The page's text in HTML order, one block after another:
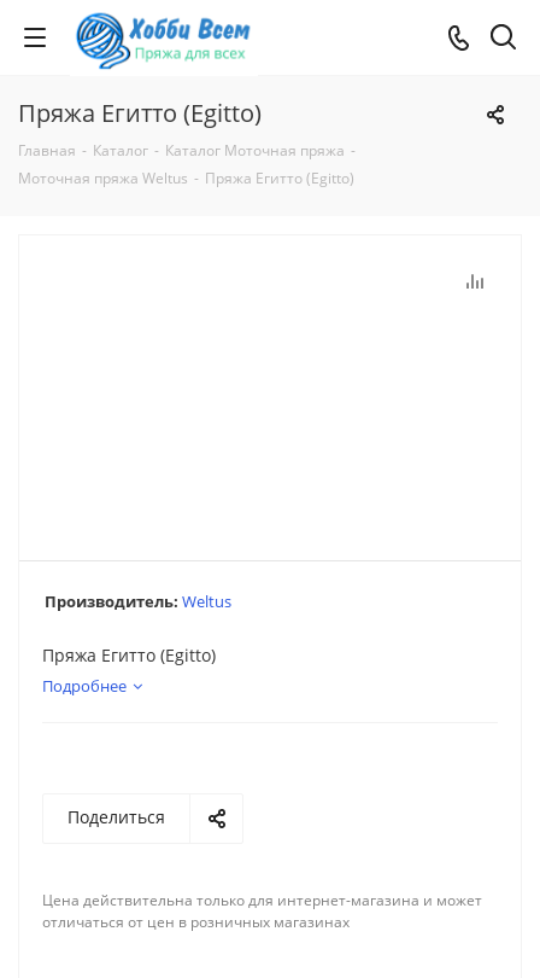
Пряжа Егитто (Egitto)
Главная - Каталог - Каталог Моточная пряжа -
Моточная пряжа Weltus - Пряжа Егитто (Egitto)
Производитель: Weltus
Пряжа Егитто (Egitto)
Подробнее
Поделиться
Цена действительна только для интернет-магазина и может
отличаться от цен в розничных магазинах